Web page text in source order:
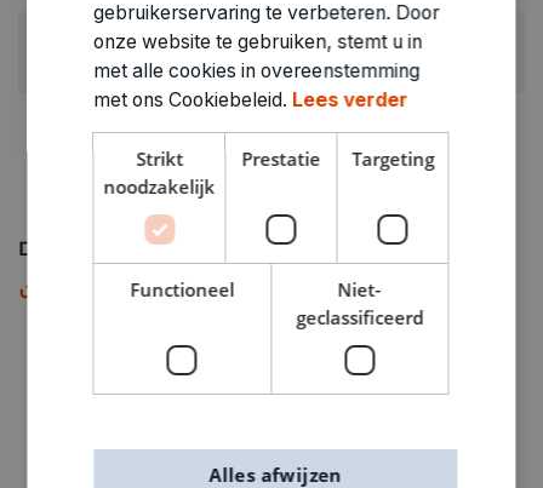
GEWICHT
8258044
Downloads
Maattabel PDF
gebruikerservaring te verbeteren. Door
onze website te gebruiken, stemt u in
met alle cookies in overeenstemming
met ons Cookiebeleid. Lees verder
Strikt
noodzakelijk
Prestatie Targeting
Functioneel
Niet-
geclassificeerd
Alles afwijzen